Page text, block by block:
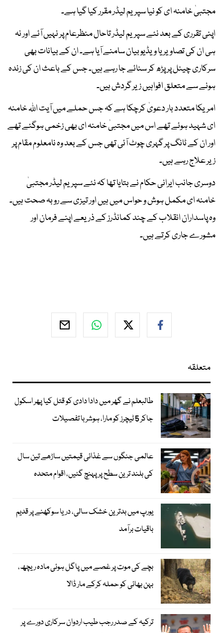
مجتبیٰ خامنہ ای کو نیا سپریم لیڈر مقرر کیا گیا ہے۔
اپنی تقرری کے بعد نئے سپریم لیڈر تاحال منظرعام پر نہیں آئے اور نہ
ہی ان کی تصاویر یا ویڈیو بیان سامنے آیا ہے۔ ان کے بیانات بھی
سرکاری چینل پر پڑھ کر سنائے جا رہے ہیں۔ جس کے باعث ان کی زندہ
ہونے سے متعلق افواہیں زیر گردش ہیں۔
امریکا متعدد بار دعویٰ کرچکا ہے کہ جس حملے میں آیت اللہ خامنہ
ای شہید ہوئے تھے اس میں مجتبیٰ خامنہ ای بھی زخمی ہوگئے تھے
اور ان کے ٹانگ پر گہری چوٹ آئی تھی جس کے بعد وہ نامعلوم مقام پر
زیر علاج رہے ہیں۔
دوسری جانب ایرانی حکام نے بتایا تھا کہ نئے سپریم لیڈر مجتبیٰ
خامنہ ای مکمل ہوش و حواس میں ہیں اور تیزی سے روبہ صحت ہیں۔
وہ پاسداران انقلاب کے چند کمانڈرز کے ذریعے اپنے فرمان اور
مشورے جاری کرتے ہیں۔
متعلقہ
طالبعلم نے گھر میں دادا دادی کو قتل کیا پھر اسکول
جاکر 5 ٹیچرز کو مارا، ہوشربا تفصیلات
عالمی جنگوں سے غذائی قیمتیں ساڑھے تین سال
کی بلند ترین سطح پر پہنچ گئیں، اقوام متحدہ
یورپ میں بدترین خشک سالی، دریا سوکھنے پر قدیم
باقیات برآمد
بچے کی موت پر غصے میں پاگل ہوئی مادہ ریچھ،
بہن بھائی کو حملہ کرکے مار ڈالا
ترکیہ کے صدر رجب طیب اردوان سرکاری دورے پر